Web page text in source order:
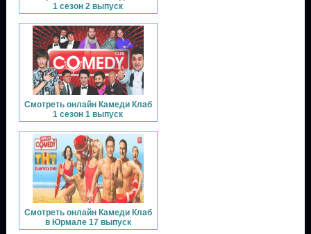
1 сезон 2 выпуск
Смотреть онлайн Камеди Клаб
1 сезон 1 выпуск
Смотреть онлайн Камеди Клаб
в Юрмале 17 выпуск